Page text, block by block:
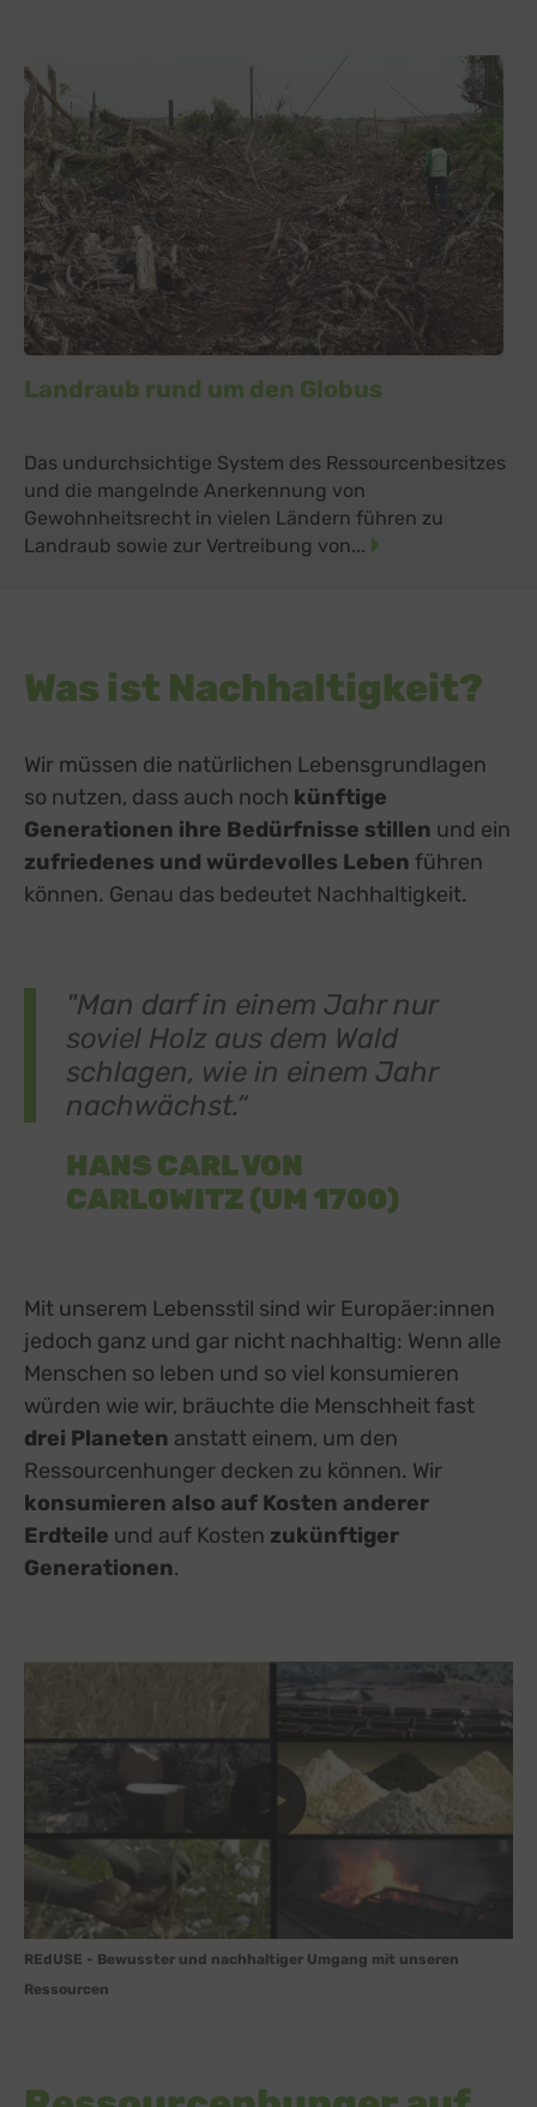
Landraub rund um den Globus
Das undurchsichtige System des Ressourcenbesitzes
und die mangelnde Anerkennung von
Gewohnheitsrecht in vielen Ländern führen zu
Landraub sowie zur Vertreibung von...
Was ist Nachhaltigkeit?
Wir müssen die natürlichen Lebensgrundlagen
so nutzen, dass auch noch künftige
Generationen ihre Bedürfnisse stillen und ein
zufriedenes und würdevolles Leben führen
können. Genau das bedeutet Nachhaltigkeit.
"Man darf in einem Jahr nur
soviel Holz aus dem Wald
schlagen, wie in einem Jahr
nachwächst.“
HANS CARL VON
CARLOWITZ (UM 1700)
Mit unserem Lebensstil sind wir Europäer:innen
jedoch ganz und gar nicht nachhaltig: Wenn alle
Menschen so leben und so viel konsumieren
würden wie wir, bräuchte die Menschheit fast
drei Planeten anstatt einem, um den
Ressourcenhunger decken zu können. Wir
konsumieren also auf Kosten anderer
Erdteile und auf Kosten zukünftiger
Generationen.
REdUSE - Bewusster und nachhaltiger Umgang mit unseren
Ressourcen